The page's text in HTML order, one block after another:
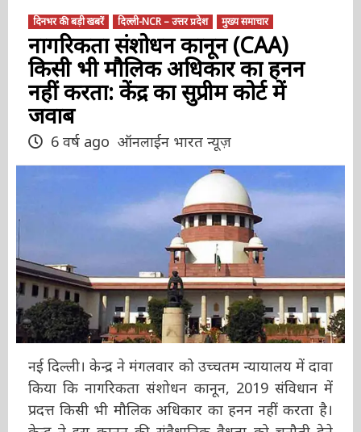
दिनभर की बड़ी खबरें दिल्ली-NCR – उत्तर प्रदेश मुख्य समाचार
नागरिकता संशोधन कानून (CAA)
किसी भी मौलिक अधिकार का हनन
नहीं करता: केंद्र का सुप्रीम कोर्ट में
जवाब
6 वर्ष ago ऑनलाईन भारत न्यूज़
नई दिल्ली। केन्द्र ने मंगलवार को उच्चतम न्यायालय में
दावा किया कि नागरिकता संशोधन कानून, 2019
संविधान में प्रदत्त किसी भी मौलिक अधिकार का हनन
नहीं करता है। केन्द्र ने इस कानून की संवैधानिक वैधता